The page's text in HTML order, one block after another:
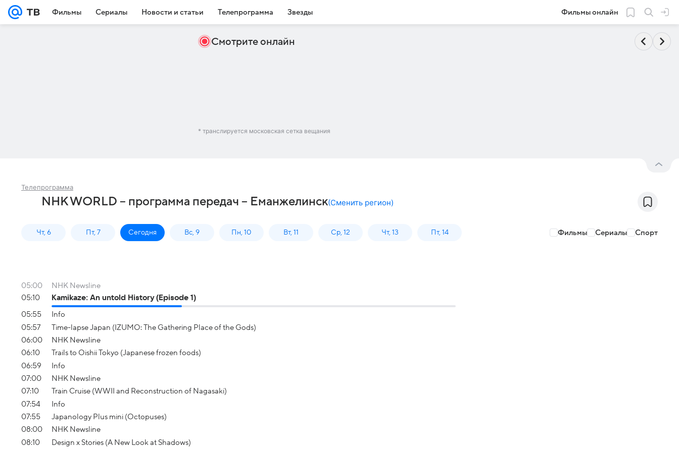
Фильмы Сериалы Новости и статьи Телепрограмма Звезды Фильмы онлайн
Смотрите онлайн
* транслируется московская сетка вещания
Телепрограмма
NHK WORLD – программа передач – Еманжелинск(Сменить регион)
Чт, 6 Пт, 7 Сегодня Вс, 9 Пн, 10 Вт, 11 Ср, 12 Чт, 13 Пт, 14 Фильмы Сериалы Спорт
05:00
NHK Newsline
05:10
Kamikaze: An untold History (Episode 1)
05:55
Info
05:57
Time-lapse Japan (IZUMO: The Gathering Place of the Gods)
06:00
NHK Newsline
06:10
Trails to Oishii Tokyo (Japanese frozen foods)
06:59
Info
07:00
NHK Newsline
07:10
Train Cruise (WWII and Reconstruction of Nagasaki)
07:54
Info
07:55
Japanology Plus mini (Octopuses)
08:00
NHK Newsline
08:10
Design x Stories (A New Look at Shadows)